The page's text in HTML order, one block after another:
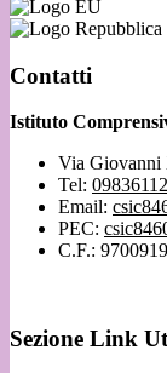
Contatti
Istituto
Via Giovanni
Tel:
Email:
PEC:
C.F.:
Sezione Link